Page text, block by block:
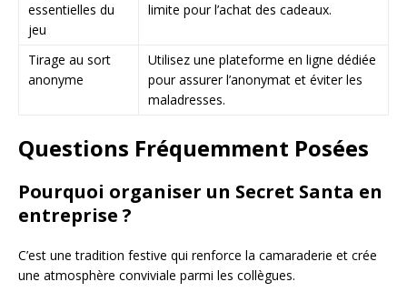
essentielles du
jeu
limite pour l’achat des cadeaux.
Tirage au sort
anonyme
Utilisez une plateforme en ligne dédiée
pour assurer l’anonymat et éviter les
maladresses.
Questions Fréquemment Posées
Pourquoi organiser un Secret Santa en
entreprise ?
C’est une tradition festive qui renforce la camaraderie et crée
une atmosphère conviviale parmi les collègues.